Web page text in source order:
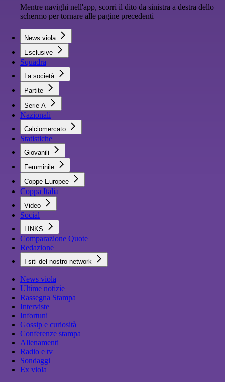
Mentre navighi nell'app, scorri il dito da sinistra a destra dello
schermo per tornare alle pagine precedenti
News viola
Esclusive
Squadra
La società
Partite
Serie A
Nazionali
Calciomercato
Statistiche
Giovanili
Femminile
Coppe Europee
Coppa Italia
Video
Social
LINKS
Comparazione Quote
Redazione
I siti del nostro network
News viola
Ultime notizie
Rassegna Stampa
Interviste
Infortuni
Gossip e curiosità
Conferenze stampa
Allenamenti
Radio e tv
Sondaggi
Ex viola